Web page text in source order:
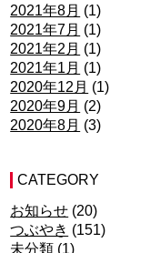
2021年8月 (1)
2021年7月 (1)
2021年2月 (1)
2021年1月 (1)
2020年12月 (1)
2020年9月 (2)
2020年8月 (3)
CATEGORY
お知らせ (20)
つぶやき (151)
未分類 (1)